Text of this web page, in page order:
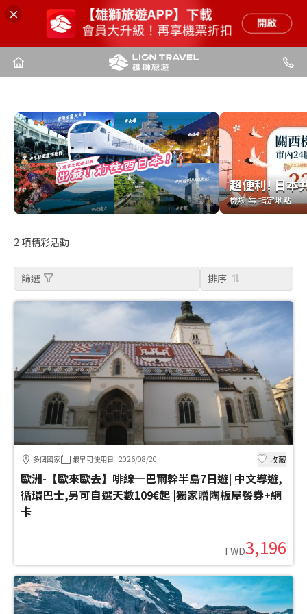
超便利! 日本
機場 ⇆ 指定地點
超便利! 日本
機場 ⇆ 指定地點
2 項精彩活動
篩選 排序
多個國家 最早可使用日 : 2026/08/20 收藏
歐洲-【歐來歐去】啡線─巴爾幹半島7日遊| 中文導遊,
循環巴士,另可自選天數109€起 |獨家贈陶板屋餐券+網
卡
TWD3,196